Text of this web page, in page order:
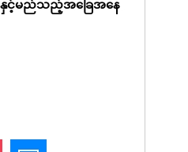
နှင့်မည်သည့်အခြေအနေ